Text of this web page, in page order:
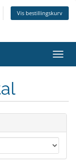
Vis bestillingskurv
Skift